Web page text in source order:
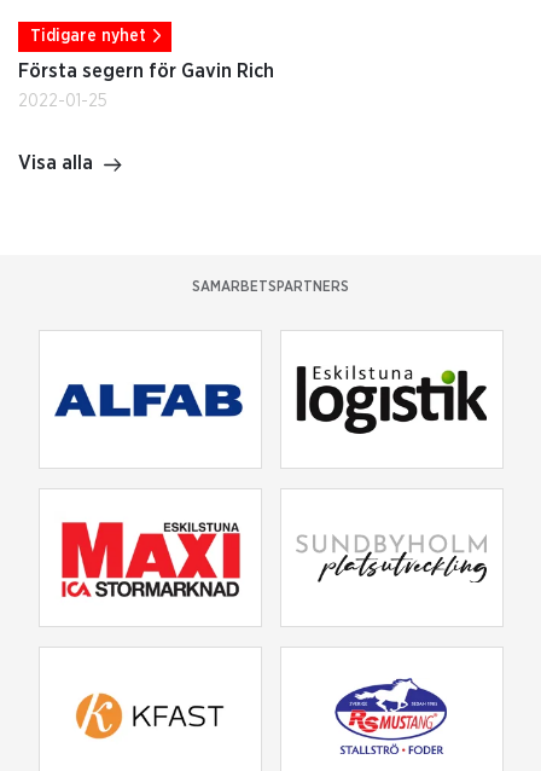
Tidigare nyhet
Första segern för Gavin Rich
2022-01-25
Visa alla
SAMARBETSPARTNERS